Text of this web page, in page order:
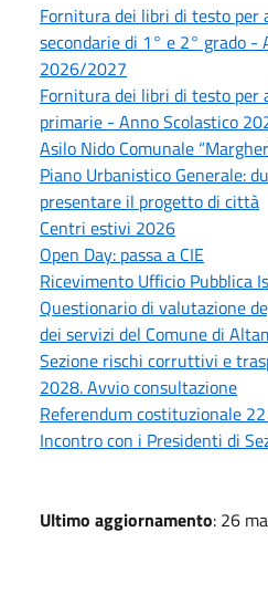
Fornitura dei libri di testo per
secondarie di 1° e 2° grado -
2026/2027
Fornitura dei libri di testo per
primarie - Anno Scolastico
Asilo Nido Comunale
Piano Urbanistico Generale:
presentare il progetto di città
Centri estivi 2026
Open Day: passa a CIE
Ricevimento Ufficio Pubblica
Questionario di valutazione
dei servizi del Comune di
Sezione rischi corruttivi e
2028. Avvio consultazione
Referendum costituzionale
Incontro con i Presidenti di
Ultimo aggiornamento: 26